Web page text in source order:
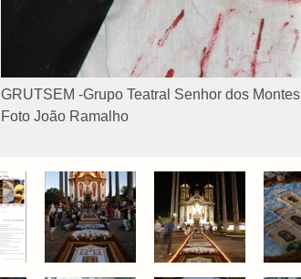
GRUTSEM -Grupo Teatral Senhor dos Montes
Foto João Ramalho